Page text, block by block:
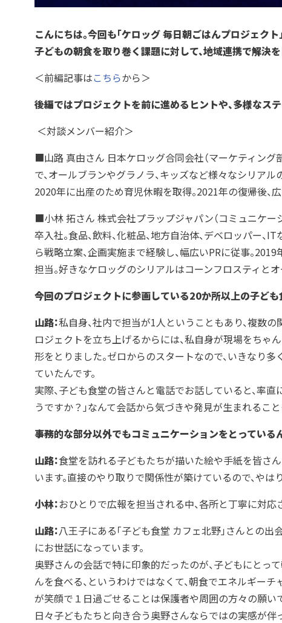
こんにちは。今回も「ケロッグ 毎日朝ごはんプロジェク
子どもの朝食を取り巻く課題に対して、地域連携で解決
＜前編記事はこちらから＞
後編ではプロジェクトを前に進めるヒントや、多様なス
＜対談メンバー紹介＞
■山路 真由さん 日本ケロッグ合同会社（マーケティング
で、オールブランやグラノラ、キッズなど様々なシリア
2020年に出産のため育児休暇を取得。2021年の復帰後、
■小林 拓さん 株式会社プラップジャパン（コミュニケー
卒入社。食品、飲料、化粧品、地方自治体、デベロッパー
ら戦略立案、企画実施まで経験し、幅広いPRに従事。
担当。好きなケロッグのシリアルはコーンフロスティとオ
――今回のプロジェクトに参画している20か所以上の子ど
山路：私自身、社内で担当が1人ということもあり、複数
ロジェクトを立ち上げるからには、私自身が現場をちゃ
形をとりました。ゼロからのスタートなので、いきなり
ていたんです。
実際、子ども食堂の皆さんと電話でお話していると、率
うですか？」なんて会話から気づきや発見が生まれること
――事務的な部分以外でもコミュニケーションをとっている
山路：食堂を訪れる子どもたちが描いた絵や手紙を皆さ
います。直接のやり取りで関係性が築けているので、や
小林：おひとりで広報を担当される中、各所と丁寧に対
山路：八王子にある「子ども食堂 カフェ北野」さんとの
にお世話になっています。
奥野さんの会話で特に印象的だったのが、子どもにとっ
んを食べる、というわけではなくて、朝食でエネルギー
が笑顔で１日過ごせることは保護者や周囲の方々の願い
日々子どもたちと向き合う奥野さんならではの実感が伴